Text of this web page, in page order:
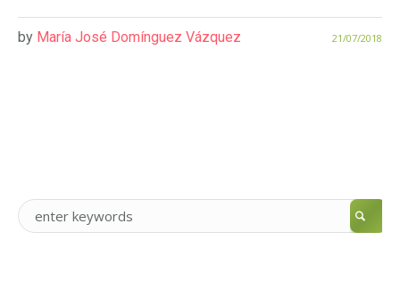
21/07/2018
by María José Domínguez Vázquez